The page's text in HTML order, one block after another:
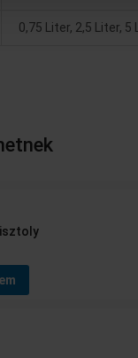
0,75 Liter, 2,5 Liter, 5
-